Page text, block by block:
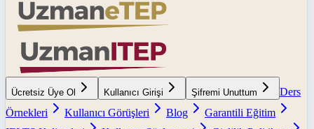
Ücretsiz Üye Ol Kullanıcı Girişi Şifremi Unuttum
Ders
Örnekleri
Kullanıcı Görüşleri Blog
Garantili Eğitim